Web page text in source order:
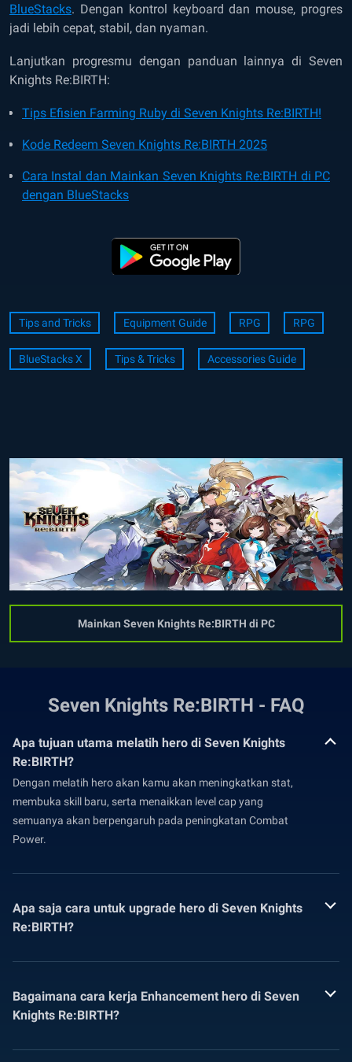
BlueStacks. Dengan kontrol keyboard dan mouse, progres
jadi lebih cepat, stabil, dan nyaman.
Lanjutkan progresmu dengan panduan lainnya di Seven
Knights Re:BIRTH:
Tips Efisien Farming Ruby di Seven Knights Re:BIRTH!
Kode Redeem Seven Knights Re:BIRTH 2025
Cara Instal dan Mainkan Seven Knights Re:BIRTH di PC
dengan BlueStacks
Tips and Tricks Equipment Guide RPG RPG
BlueStacks X Tips & Tricks Accessories Guide
Mainkan Seven Knights Re:BIRTH di PC
Seven Knights Re:BIRTH - FAQ
Apa tujuan utama melatih hero di Seven Knights
Re:BIRTH?
Dengan melatih hero akan kamu akan meningkatkan stat,
membuka skill baru, serta menaikkan level cap yang
semuanya akan berpengaruh pada peningkatan Combat
Power.
Apa saja cara untuk upgrade hero di Seven Knights
Re:BIRTH?
Bagaimana cara kerja Enhancement hero di Seven
Knights Re:BIRTH?